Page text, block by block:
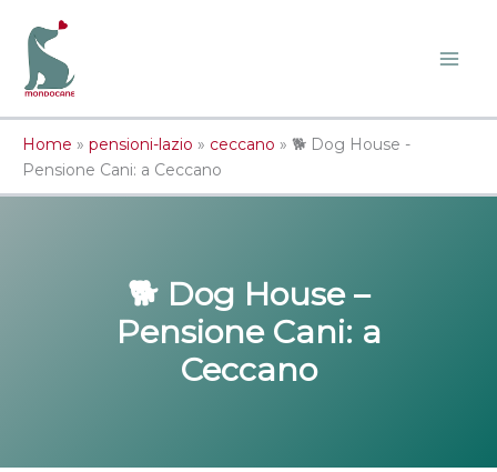
contenuto
Home » pensioni-lazio » ceccano » 🐕 Dog House -
Pensione Cani: a Ceccano
🐕 Dog House –
Pensione Cani: a
Ceccano